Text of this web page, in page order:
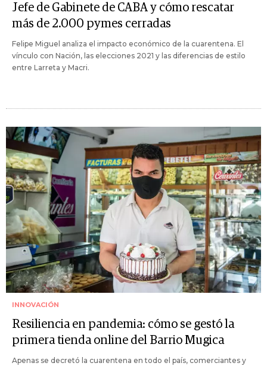
Jefe de Gabinete de CABA y cómo rescatar
más de 2.000 pymes cerradas
Felipe Miguel analiza el impacto económico de la cuarentena. El
vínculo con Nación, las elecciones 2021 y las diferencias de estilo
entre Larreta y Macri.
INNOVACIÓN
Resiliencia en pandemia: cómo se gestó la
primera tienda online del Barrio Mugica
Apenas se decretó la cuarentena en todo el país, comerciantes y